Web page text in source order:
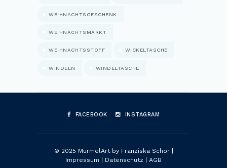
WEIHNACHTSGESCHENK
WEIHNACHTSMARKT
WEIHNACHTSSTOFF WICKELTASCHE
WINDELN WINDELTASCHE
FACEBOOK INSTAGRAM
© 2025 MurmelArt by Franziska Schor |
Impressum
Datenschutz AGB